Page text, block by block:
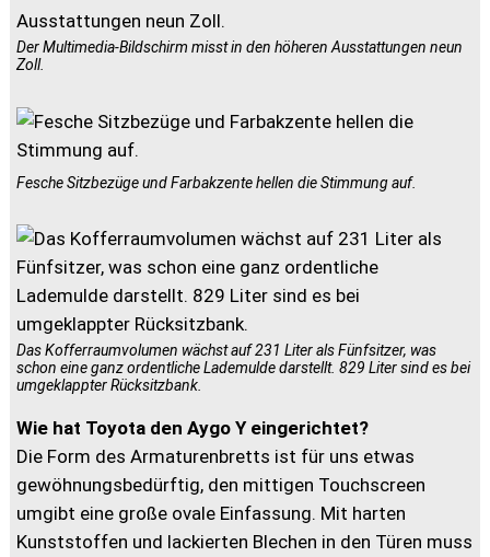
Der Multimedia-Bildschirm misst in den höheren Ausstattungen neun
Zoll.
Fesche Sitzbezüge und Farbakzente hellen die Stimmung auf.
Das Kofferraumvolumen wächst auf 231 Liter als Fünfsitzer, was
schon eine ganz ordentliche Lademulde darstellt. 829 Liter sind es bei
umgeklappter Rücksitzbank.
Wie hat Toyota den Aygo Y eingerichtet?
Die Form des Armaturenbretts ist für uns etwas
gewöhnungsbedürftig, den mittigen Touchscreen
umgibt eine große ovale Einfassung. Mit harten
Kunststoffen und lackierten Blechen in den Türen muss